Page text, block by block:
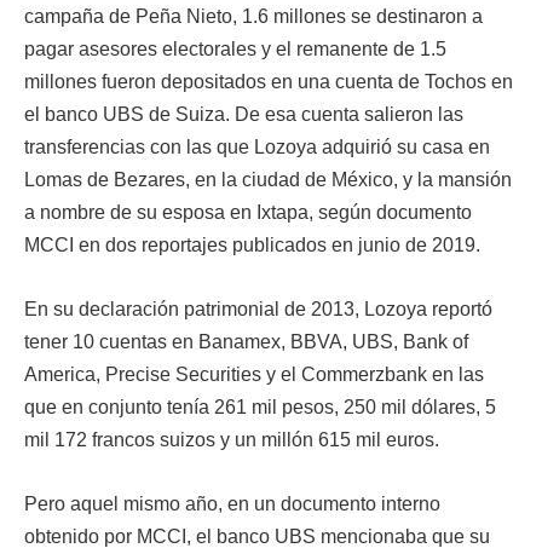
campaña de Peña Nieto, 1.6 millones se destinaron a
pagar asesores electorales y el remanente de 1.5
millones fueron depositados en una cuenta de Tochos en
el banco UBS de Suiza. De esa cuenta salieron las
transferencias con las que Lozoya adquirió su casa en
Lomas de Bezares, en la ciudad de México, y la mansión
a nombre de su esposa en Ixtapa, según documento
MCCI en dos reportajes publicados en junio de 2019.
En su declaración patrimonial de 2013, Lozoya reportó
tener 10 cuentas en Banamex, BBVA, UBS, Bank of
America, Precise Securities y el Commerzbank en las
que en conjunto tenía 261 mil pesos, 250 mil dólares, 5
mil 172 francos suizos y un millón 615 mil euros.
Pero aquel mismo año, en un documento interno
obtenido por MCCI, el banco UBS mencionaba que su